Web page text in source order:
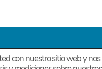
Grupo Estratégico Deimon
con nuestro sitio web y nos